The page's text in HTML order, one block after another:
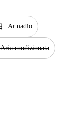
Armadio
Aria condizionata